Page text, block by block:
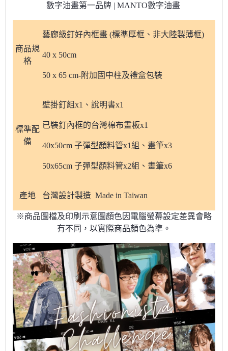
數字油畫第一品牌 | MANTO數字油畫
商品規
格
藝廊級釘好內框畫 (標準厚框、非大陸製薄框)
40 x 50cm
50 x 65 cm-附加固中柱及禮盒包裝
標準配
備
壁掛釘組x1、說明書x1
已裝釘內框的台灣棉布畫板x1
40x50cm 子彈型顏料管x1組、畫筆x3
50x65cm 子彈型顏料管x2組、畫筆x6
產地 台灣設計製造 Made in Taiwan
※商品圖檔及印刷示意圖顏色因電腦螢幕設定差異會略
有不同，以實際商品顏色為準。